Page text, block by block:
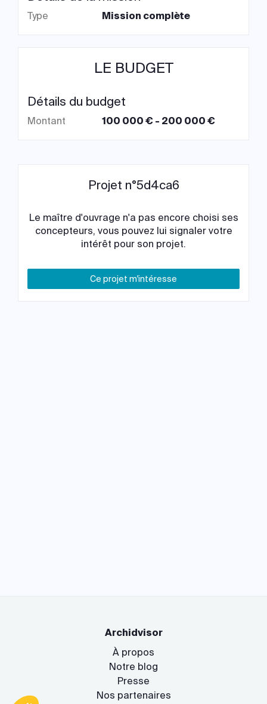
Type Mission complète
LE BUDGET
Détails du budget
Montant 100 000 € - 200 000 €
Projet n°5d4ca6
Le maître d'ouvrage n'a pas encore choisi ses
concepteurs, vous pouvez lui signaler votre
intérêt pour son projet.
Ce projet m'intéresse
Archidvisor
À propos
Notre blog
Presse
Nos partenaires